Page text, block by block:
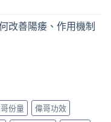
改善陽痿、作用機制
份量
偉哥功效